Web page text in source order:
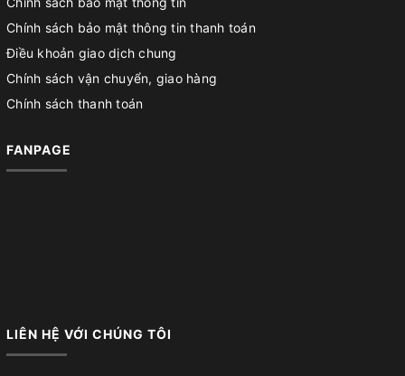
Chính sách bảo mật thông tin thanh toán
Điều khoản giao dịch chung
Chính sách vận chuyển, giao hàng
Chính sách thanh toán
FANPAGE
LIÊN HỆ VỚI CHÚNG TÔI